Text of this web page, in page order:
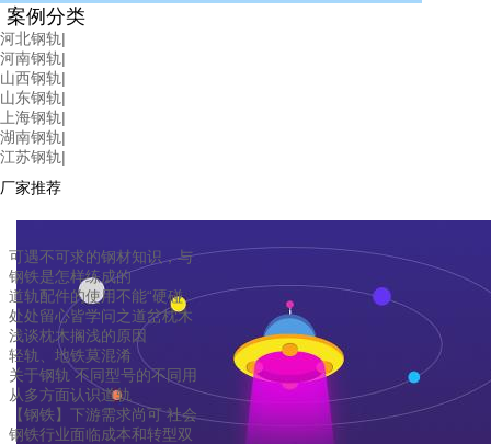
案例分类
河北钢轨|
河南钢轨|
山西钢轨|
山东钢轨|
上海钢轨|
湖南钢轨|
江苏钢轨|
厂家推荐
可遇不可求的钢材知识，与
钢铁是怎样练成的
道轨配件的使用不能“硬碰
处处留心皆学问之道岔枕木
浅谈枕木搁浅的原因
轻轨、地铁莫混淆
关于钢轨 不同型号的不同用
从多方面认识道轨
【钢铁】下游需求尚可 社会
钢铁行业面临成本和转型双